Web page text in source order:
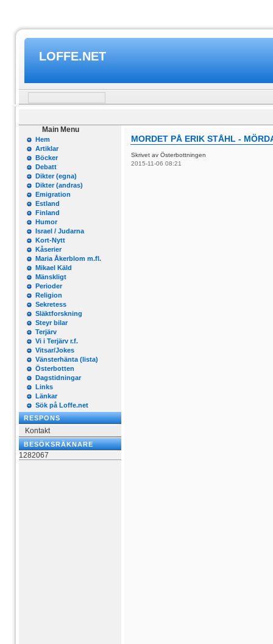
LOFFE.NET
Main Menu
Hem
Artiklar
Böcker
Debatt
Dikter (egna)
Dikter (andras)
Emigration
Estland
Finland
Humor
Israel / Judarna
Kort-Nytt
Kåserier
Maria Åkerblom m.fl.
Mikael Käld
Mänskligt
Perioder
Religion
Sekretess
Släktforskning
Steyr bilar
Terjärv
Vi i Terjärv r.f.
Vitsar/Jokes
Vänsterhänta (lista)
Österbotten
Dagstidningar
Links
Länkar
Sök på Loffe.net
RESPONS
Kontakt
BESÖKSRÄKNARE
1282067
MORDET PÅ ERIK STÅHL -
Skrivet av Österbottningen
2015-11-06 08:21